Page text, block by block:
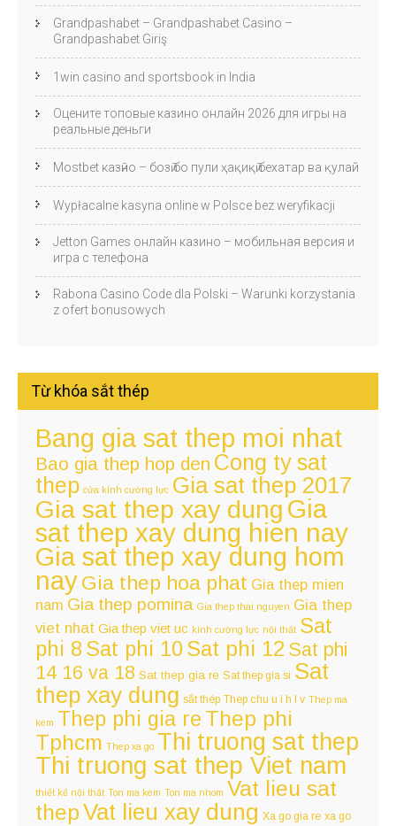
Grandpashabet – Grandpashabet Casino –
Grandpashabet Giriş
1win casino and sportsbook in India
Оцените топовые казино онлайн 2026 для игры на
реальные деньги
Mostbet казӣно – бозӣ бо пули ҳақиқӣ бехатар ва қулай
Wypłacalne kasyna online w Polsce bez weryfikacji
Jetton Games онлайн казино – мобильная версия и
игра с телефона
Rabona Casino Code dla Polski – Warunki korzystania
z ofert bonusowych
Từ khóa sắt thép
Bang gia sat thep moi nhat
Bao gia thep hop den Cong ty sat
thep cửa kính cường lực Gia sat thep 2017
Gia sat thep xay dung Gia
sat thep xay dung hien nay
Gia sat thep xay dung hom
nayGia thep hoa phat Gia thep mien
nam Gia thep pomina Gia thep thai nguyen Gia thep
viet nhat Gia thep viet uc kính cường lực nội thất Sat
phi 8 Sat phi 10Sat phi 12 Sat phi
14 16 va 18 Sat thep gia re Sat thep gia si Sat
thep xay dung sắt thép Thep chu u i h l v Thep ma
kem Thep phi gia re Thep phi
Tphcm Thep xa go Thi truong sat thep
Thi truong sat thep Viet nam
thiết kế nội thất Ton ma kem Ton ma nhom Vat lieu sat
thepVat lieu xay dung Xa go gia re xa go